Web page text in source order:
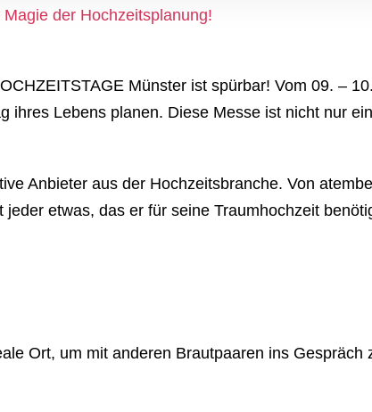
der Hochzeitsplanung!
Münster ist spürbar! Vom 09. –
ihres Lebens planen. Diese Messe ist nicht nur
Anbieter aus der Hochzeitsbranche. Von
etwas, das er für seine Traumhochzeit
Ort, um mit anderen Brautpaaren ins